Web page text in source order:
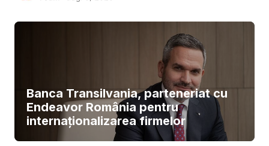
Banca Transilvania, parteneriat cu
Endeavor România pentru
internaționalizarea firmelor